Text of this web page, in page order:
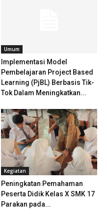
Umum
Implementasi Model
Pembelajaran Project Based
Learning (PjBL) Berbasis Tik-
Tok Dalam Meningkatkan...
Kegiatan
Peningkatan Pemahaman
Peserta Didik Kelas X SMK 17
Parakan pada...